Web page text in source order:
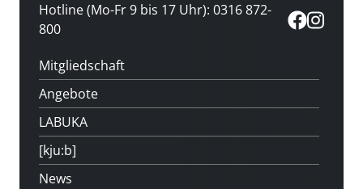
Hotline (Mo-Fr 9 bis 17 Uhr): 0316 872-
800
Mitgliedschaft
Angebote
LABUKA
[kju:b]
News